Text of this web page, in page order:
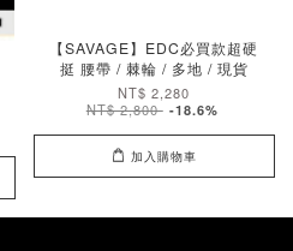
【SAVAGE】EDC必買款超硬
挺 腰帶 / 棘輪 / 多地 / 現貨
NT$ 2,280
NT$ 2,800 -18.6%
加入購物車